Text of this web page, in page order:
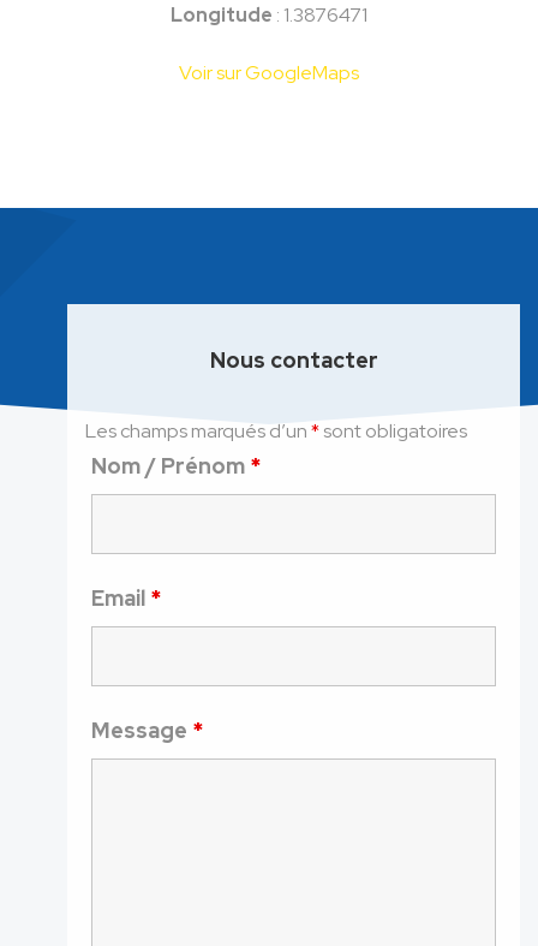
Longitude : 1.3876471
Voir sur GoogleMaps
Nous contacter
Les champs marqués d’un*sont obligatoires
Nom / Prénom *
Email *
Message *